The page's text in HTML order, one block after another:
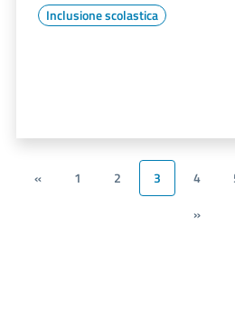
Inclusione scolastica
« 1 2 3 4
»